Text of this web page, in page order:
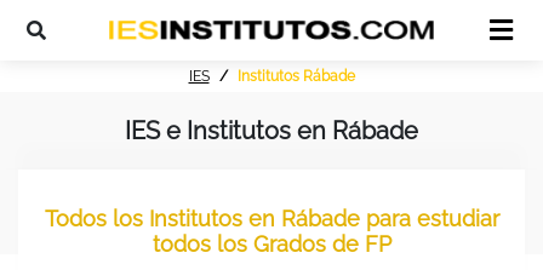
IES Institutos Rábade
IES e Institutos en Rábade
Todos los Institutos en Rábade para estudiar
todos los Grados de FP